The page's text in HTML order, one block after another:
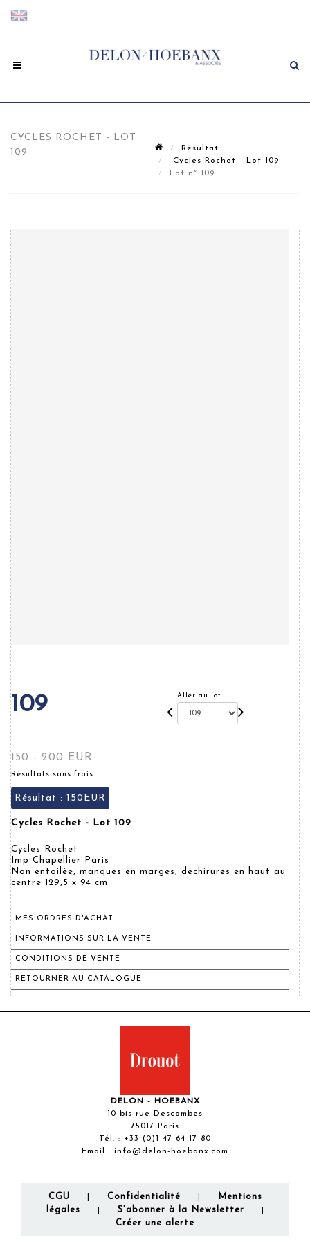
CYCLES ROCHET - LOT
109
Résultat
Cycles Rochet - Lot 109
Lot n° 109
109 Aller au lot
150 - 200 EUR
Résultats sans frais
Résultat : 150EUR
Cycles Rochet - Lot 109
Cycles Rochet
Imp Chapellier Paris
Non entoilée, manques en marges, déchirures en haut au
centre 129,5 x 94 cm
MES ORDRES D'ACHAT
INFORMATIONS SUR LA VENTE
CONDITIONS DE VENTE
RETOURNER AU CATALOGUE
DELON - HOEBANX
10 bis rue Descombes
75017 Paris
Tél. : +33 (0)1 47 64 17 80
Email : info@delon-hoebanx.com
CGU Confidentialité
Mentions
légales
S'abonner à la Newsletter
Créer une alerte